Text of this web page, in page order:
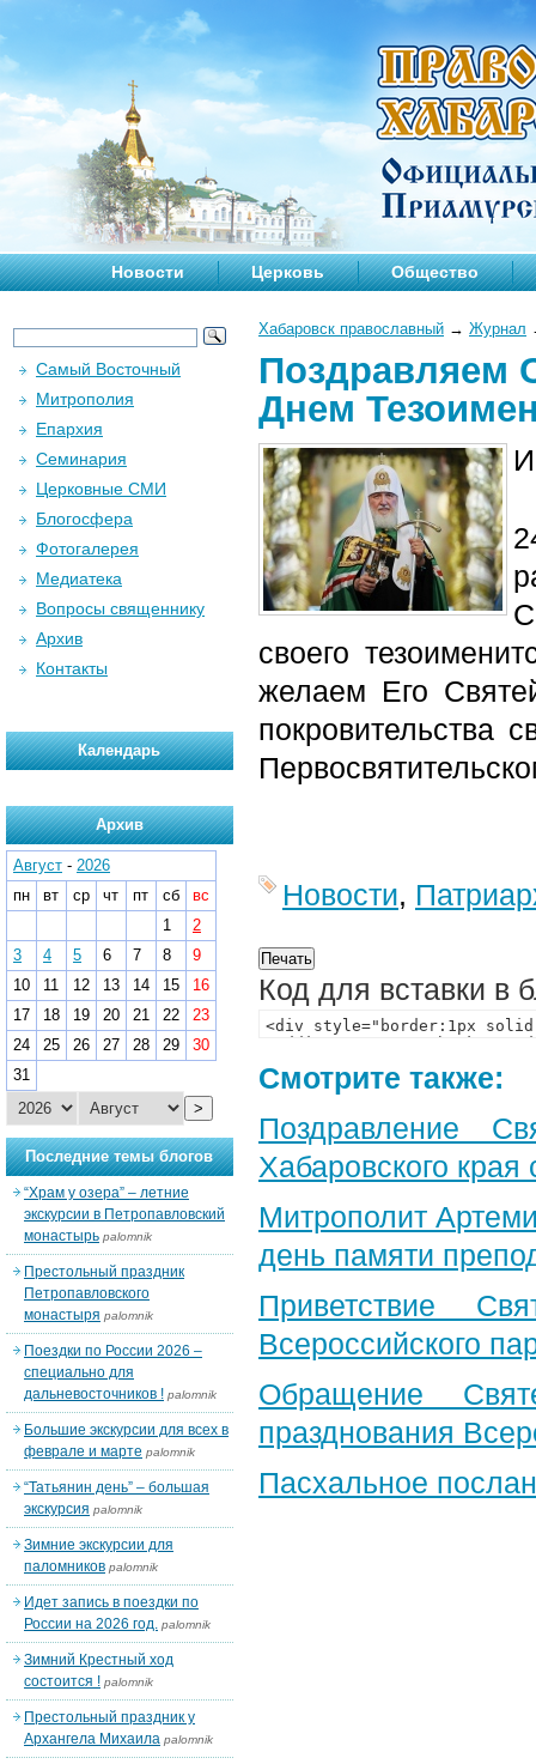
Новости Церковь Общество
Хабаровск православный → Журнал
Поздравляем
Днем
своего
желаем Его
покровительства
Новости,
Код для вставки в
Смотрите также:
Поздравление
Хабаровского края
Митрополит
день памяти
Приветствие
Всероссийского
Обращение
празднования
Пасхальное
Самый Восточный
Митрополия
Епархия
Семинария
Церковные СМИ
Блогосфера
Фотогалерея
Медиатека
Вопросы священнику
Архив
Контакты
Календарь
Архив
Август - 2026
пн
вт ср чт пт сб
вс
1
2
3
4 5 6 7 8
9
10
11 12 13 14 15
16
17
18 19 20 21 22
23
24
25 26 27 28 29
30
31
>
Последние темы блогов
“Храм у озера” – летние
экскурсии в Петропавловский
монастырь palomnik
Престольный праздник
Петропавловского
монастыря palomnik
Поездки по России 2026 –
специально для
дальневосточников ! palomnik
Большие экскурсии для всех в
феврале и марте palomnik
“Татьянин день” – большая
экскурсия palomnik
Зимние экскурсии для
паломников palomnik
Идет запись в поездки по
России на 2026 год. palomnik
Зимний Крестный ход
состоится ! palomnik
Престольный праздник у
Архангела Михаила palomnik